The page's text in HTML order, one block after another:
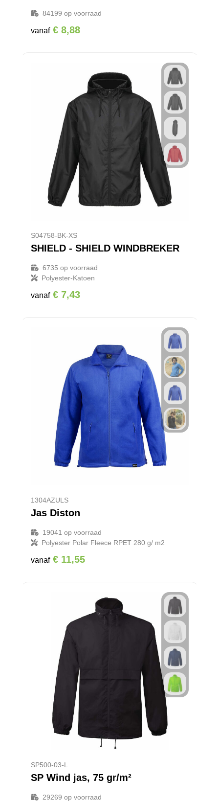
84199 op voorraad
vanaf € 8,88
S04758-BK-XS
SHIELD - SHIELD WINDBREKER
6735 op voorraad
Polyester-Katoen
vanaf € 7,43
1304AZULS
Jas Diston
19041 op voorraad
Polyester Polar Fleece RPET 280 g/ m2
vanaf € 11,55
SP500-03-L
SP Wind jas, 75 gr/m²
29269 op voorraad